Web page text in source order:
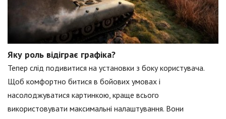
Яку роль відіграє графіка?
Тепер слід подивитися на установки з боку користувача.
Щоб комфортно битися в бойових умовах і
насолоджуватися картинкою, краще всього
використовувати максимальні налаштування. Вони